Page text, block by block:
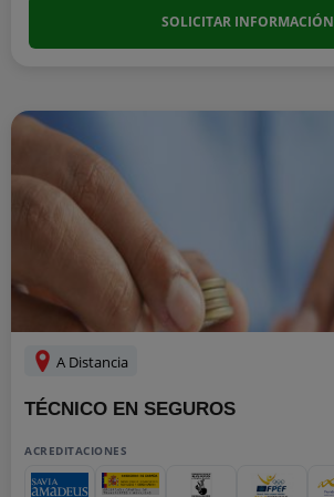
SOLICITAR INFORMACIÓN
A Distancia
TÉCNICO EN SEGUROS
ACREDITACIONES